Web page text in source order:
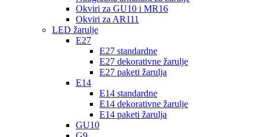
Okviri za GU10 i MR16
Okviri za AR111
LED žarulje
E27
E27 standardne
E27 dekorativne žarulje
E27 paketi žarulja
E14
E14 standardne
E14 dekorativne žarulje
E14 paketi žarulja
GU10